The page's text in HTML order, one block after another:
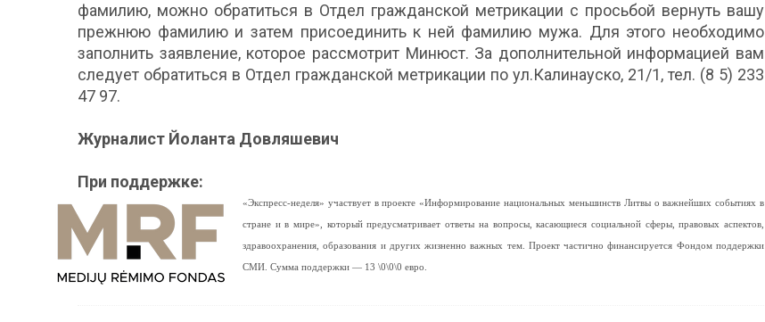
фамилию, можно обратиться в Отдел гражданской метрикации с просьбой вернуть вашу
прежнюю фамилию и затем присоединить к ней фамилию мужа. Для этого необходимо
заполнить заявление, которое рассмотрит Минюст. За дополнительной информацией вам
следует обратиться в Отдел гражданской метрикации по ул.Калинауско, 21/1, тел. (8 5) 233
47 97.
Журналист Йоланта Довляшевич
При поддержке:
«Экспресс-неделя» участвует в проекте «Информирование национальных меньшинств Литвы о важнейших событиях в
стране и в мире», который предусматривает ответы на вопросы, касающиеся социальной сферы, правовых аспектов,
здравоохранения, образования и других жизненно важных тем. Проект частично финансируется Фондом поддержки
СМИ. Сумма поддержки — 13 \0\0\0 евро.